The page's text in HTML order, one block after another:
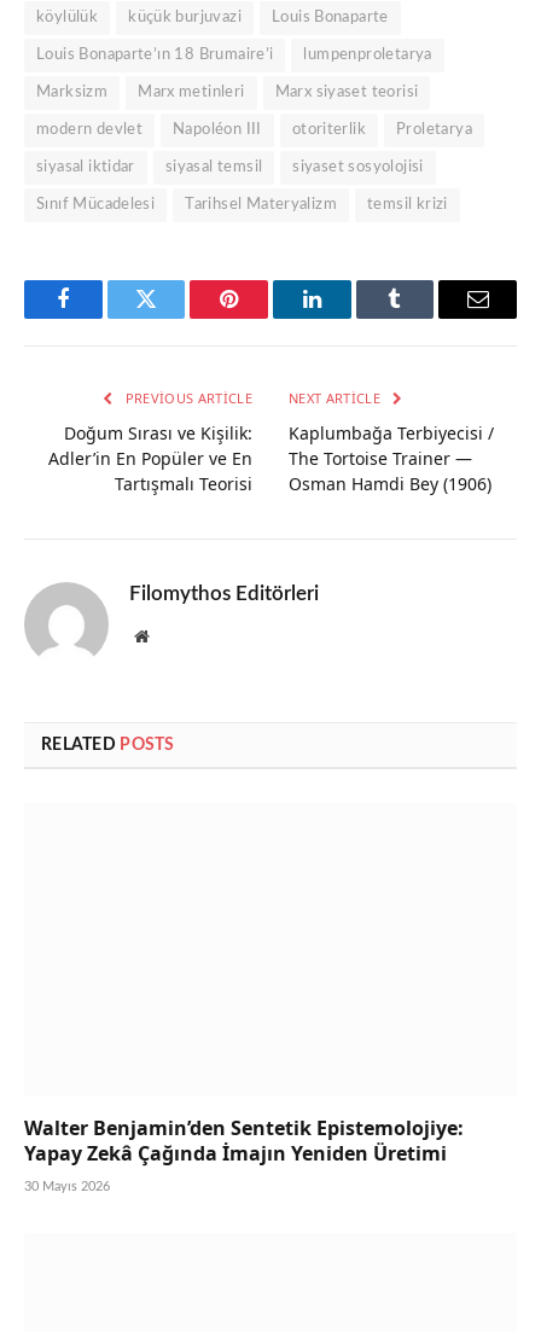
köylülük küçük burjuvazi Louis Bonaparte
Louis Bonaparte’ın 18 Brumaire’i lumpenproletarya
Marksizm Marx metinleri Marx siyaset teorisi
modern devlet Napoléon III otoriterlik Proletarya
siyasal iktidar siyasal temsil siyaset sosyolojisi
Sınıf Mücadelesi Tarihsel Materyalizm temsil krizi
FacebookTwitter Pinterest LinkedInTumblr Email
PREVIOUS ARTICLE
Doğum Sırası ve Kişilik:
Adler’in En Popüler ve En
Tartışmalı Teorisi
NEXT ARTICLE
Kaplumbağa Terbiyecisi /
The Tortoise Trainer —
Osman Hamdi Bey (1906)
Filomythos Editörleri
Website
RELATED POSTS
Walter Benjamin’den Sentetik Epistemolojiye:
Yapay Zekâ Çağında İmajın Yeniden Üretimi
30 Mayıs 2026